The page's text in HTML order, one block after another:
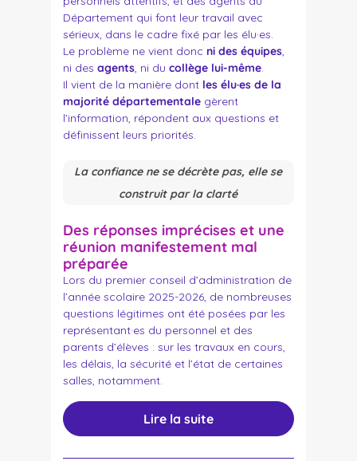
Département qui font leur travail avec
sérieux, dans le cadre fixé par les élu·es.
Le problème ne vient donc ni des équipes,
ni des agents, ni du collège lui-même.
Il vient de la manière dont les élu·es de la
majorité départementalegèrent
l’information, répondent aux questions et
définissent leurs priorités.
La confiance ne se décrète pas, elle se
construit par la clarté
Des réponses imprécises et une
réunion manifestement mal
préparée
Lors du premier conseil d’administration de
l’année scolaire 2025-2026, de nombreuses
questions légitimes ont été posées par les
représentant·es du personnel et des
parents d’élèves : sur les travaux en cours,
les délais, la sécurité et l’état de certaines
salles, notamment.
Lire la suite